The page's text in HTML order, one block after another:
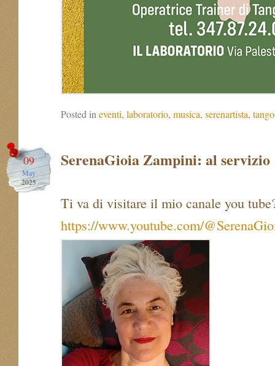
Posted in eventi, laboratorio, musica, serenartista,
09
May
2025
SerenaGioia Zampini: al servizio
Ti va di visitare il mio canale you
https://www.youtube.com/